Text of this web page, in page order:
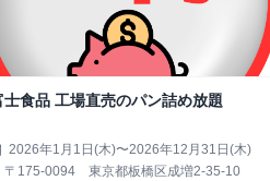
士食品 工場直売のパン詰め放題
2026年1月1日(木)〜2026年12月31日(木)
〒175-0094 東京都板橋区成増2-35-10